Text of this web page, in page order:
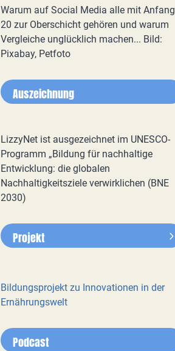
Warum auf Social Media alle mit Anfang
20 zur Oberschicht gehören und warum
Vergleiche unglücklich machen... Bild:
Pixabay, Petfoto
Auszeichnung
LizzyNet ist ausgezeichnet im UNESCO-
Programm „Bildung für nachhaltige
Entwicklung: die globalen
Nachhaltigkeitsziele verwirklichen (BNE
2030)
Projekt
Bildungsprojekt zu Innovationen in der
Ernährungswelt
Podcast